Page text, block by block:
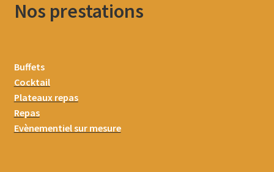
Nos prestations
Buffets
Cocktail
Plateaux repas
Repas
Evènementiel sur mesure